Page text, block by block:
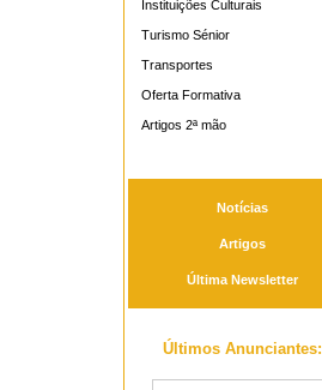
Instituições Culturais
Turismo Sénior
Transportes
Oferta Formativa
Artigos 2ª mão
Notícias
Artigos
Última Newsletter
Últimos Anunciantes: